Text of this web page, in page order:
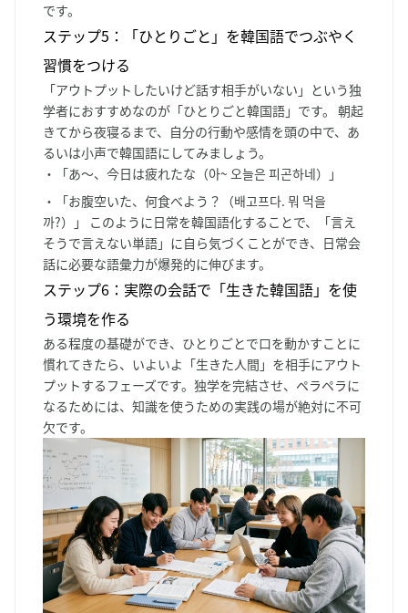
です。
ステップ5：「ひとりごと」を韓国語でつぶやく
習慣をつける
「アウトプットしたいけど話す相手がいない」という独
学者におすすめなのが「ひとりごと韓国語」です。 朝起
きてから夜寝るまで、自分の行動や感情を頭の中で、あ
るいは小声で韓国語にしてみましょう。
・「あ〜、今日は疲れたな（아~ 오늘은 피곤하네）」
・「お腹空いた、何食べよう？（배고프다. 뭐 먹을
까?）」 このように日常を韓国語化することで、「言え
そうで言えない単語」に自ら気づくことができ、日常会
話に必要な語彙力が爆発的に伸びます。
ステップ6：実際の会話で「生きた韓国語」を使
う環境を作る
ある程度の基礎ができ、ひとりごとで口を動かすことに
慣れてきたら、いよいよ「生きた人間」を相手にアウト
プットするフェーズです。独学を完結させ、ペラペラに
なるためには、知識を使うための実践の場が絶対に不可
欠です。